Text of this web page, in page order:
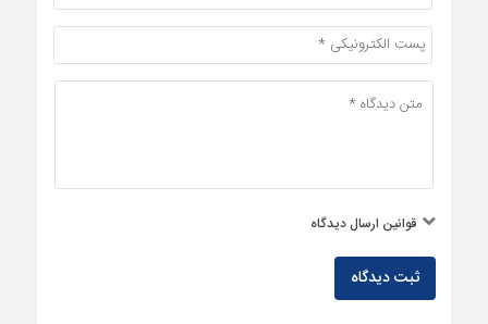
قوانین ارسال دیدگاه
ثبت دیدگاه